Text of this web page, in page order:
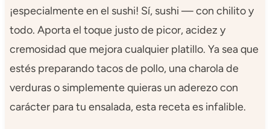
¡especialmente en el sushi! Sí, sushi — con chilito y
todo. Aporta el toque justo de picor, acidez y
cremosidad que mejora cualquier platillo. Ya sea que
estés preparando tacos de pollo, una charola de
verduras o simplemente quieras un aderezo con
carácter para tu ensalada, esta receta es infalible.